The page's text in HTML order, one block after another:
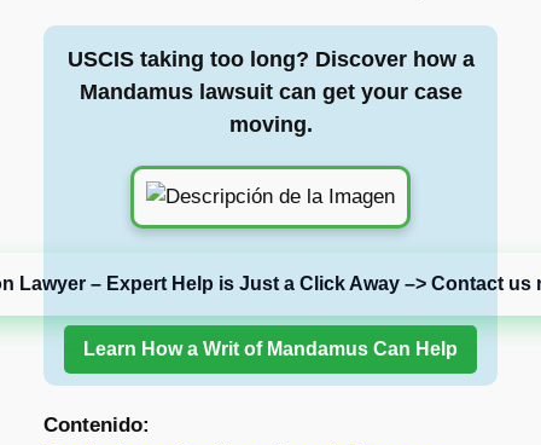
USCIS taking too long? Discover how a
Mandamus lawsuit can get your case
moving.
Lawyer – Expert Help is Just a Click Away –> Contact us
Learn How a Writ of Mandamus Can Help
Contenido: